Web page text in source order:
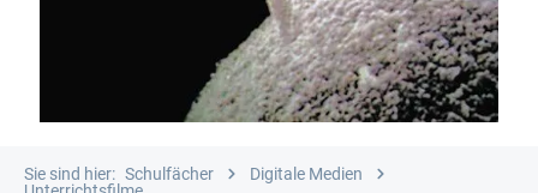
Sie sind hier: Schulfächer
Digitale Medien